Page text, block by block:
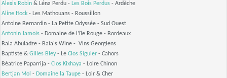
Alexis Robin & Léna Perdu - Les Bois Perdus - Ardèche
Aline Hock - Les Mathouans - Roussillon
Antoine Bernardin - La Petite Odyssée - Sud Ouest
Antonin Jamois - Domaine de l’île Rouge - Bordeaux
Baia Abuladze - Baia's Wine - Vins Georgiens
Baptiste & Gilles Bley- Le Clos Siguier - Cahors
Béatrice Paparrija - Clos Kixhaya - Loire Chinon
Bertjan Mol - Domaine la Taupe - Loir & Cher